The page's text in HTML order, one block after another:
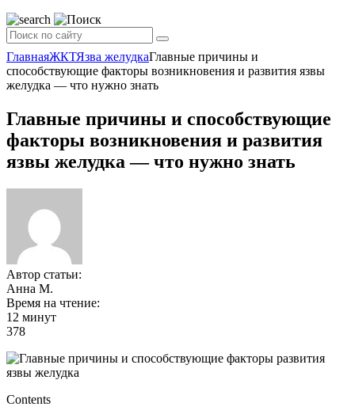
ГлавнаяЖКТЯзва желудкаГлавные причины и
способствующие факторы возникновения и развития язвы
желудка — что нужно знать
Главные причины и способствующие
факторы возникновения и развития
язвы желудка — что нужно знать
Автор статьи:
Анна М.
Время на чтение:
12 минут
378
Contents